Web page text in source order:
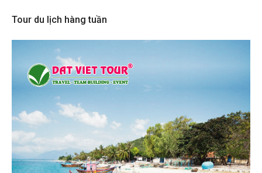
Tour du lịch hàng tuần